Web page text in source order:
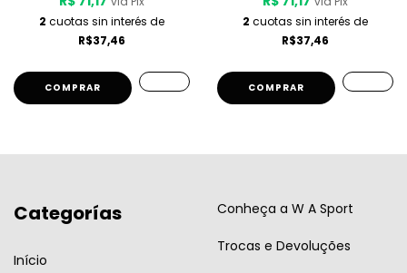
2 cuotas sin interés de
R$37,46
COMPRAR
2 cuotas sin interés de
R$37,46
COMPRAR
Categorías
Início
Conheça a W A Sport
Trocas e Devoluções